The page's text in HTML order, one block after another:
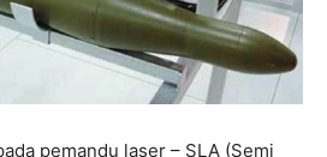
pemandu laser – SLA (Semi